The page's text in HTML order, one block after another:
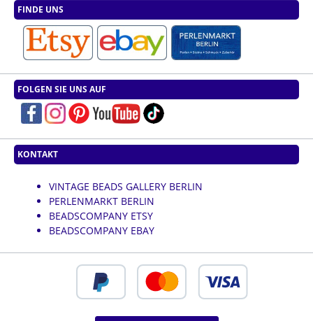
FINDE UNS
FOLGEN SIE UNS AUF
KONTAKT
VINTAGE BEADS GALLERY BERLIN
PERLENMARKT BERLIN
BEADSCOMPANY ETSY
BEADSCOMPANY EBAY